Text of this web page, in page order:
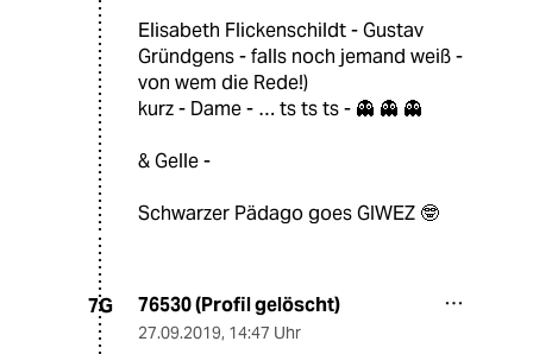
Elisabeth Flickenschildt - Gustav
Gründgens - falls noch jemand weiß -
von wem die Rede!)
kurz - Dame - … ts ts ts - 👻 👻 👻
& Gelle -
Schwarzer Pädago goes GIWEZ 🤓
7G 76530 (Profil gelöscht)
27.09.2019, 14:47 Uhr